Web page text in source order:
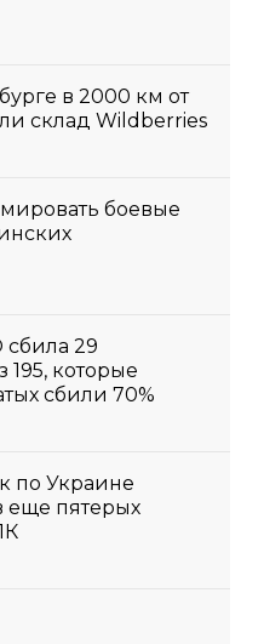
в 2000 км от
склад Wildberries
боевые
29
195, которые
сбили 70%
по Украине
еще пятерых